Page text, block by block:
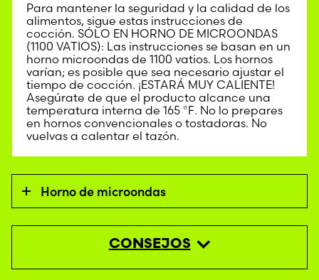
Para mantener la seguridad y la calidad de los
alimentos, sigue estas instrucciones de
cocción. SÓLO EN HORNO DE MICROONDAS
(1100 VATIOS): Las instrucciones se basan en un
horno microondas de 1100 vatios. Los hornos
varían; es posible que sea necesario ajustar el
tiempo de cocción. ¡ESTARÁ MUY CALIENTE!
Asegúrate de que el producto alcance una
temperatura interna de 165 °F. No lo prepares
en hornos convencionales o tostadoras. No
vuelvas a calentar el tazón.
Horno de microondas
CONSEJOS